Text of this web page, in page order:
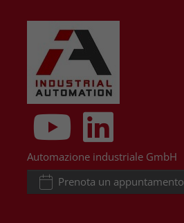
Automazione industriale GmbH
Prenota un appuntamento